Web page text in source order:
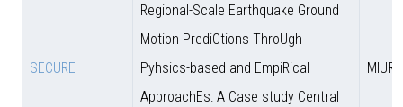
SECURE
Regional-Scale Earthquake Ground
Motion PrediCtions ThroUgh
Pyhsics-based and EmpiRical
ApproachEs: A Case study Central
MIUR